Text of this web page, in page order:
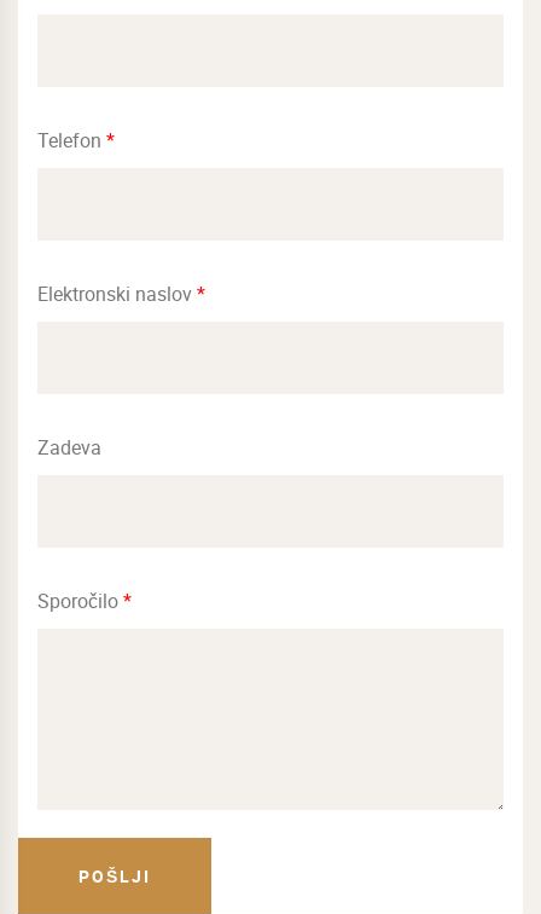
Telefon *
Elektronski naslov*
Zadeva
Sporočilo*